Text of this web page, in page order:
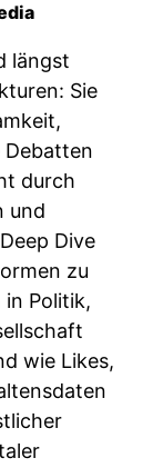
längst
Sie
durch
und
Dive
zu
Politik,
wie Likes,